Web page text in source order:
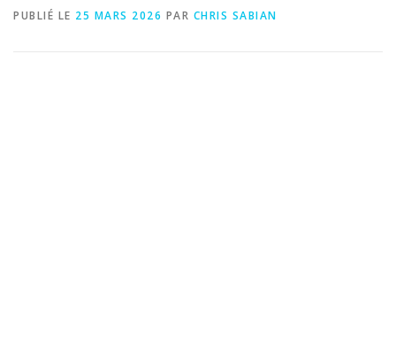
PUBLIÉ LE 25 MARS 2026 PAR CHRIS SABIAN